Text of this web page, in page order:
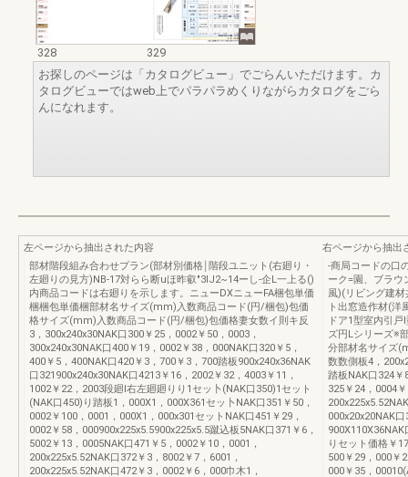
328
329
お探しのページは「カタログビュー」でごらんいただけます。カ
タログビューではweb上でパラパラめくりながらカタログをごら
んになれます。
左ページから抽出された内容
部材階段組み合わせプラン(部材別価格￨階段ユニット(右廻り・
左廻りの見方)NB-17対らら断uほ昨叡"3IJ2~14ーし-企L一上る()
内商品コードは右廻りを示します。ニューDXニューFA梱包単価
梱梱包単価梱部材名サイズ(mm)入数商品コード(円/梱包)包価
格サイズ(mm)入数商品コード(円/梱包)包価格妻女数イ則キ反
3，300x240x30NAK口300￥25，0002￥50，0003，
300x240x30NAK口400￥19，0002￥38，000NAK口320￥5，
400￥5，400NAK口420￥3，700￥3，700踏板900x240x36NAK
口321900x240x30NAK口4213￥16，2002￥32，4003￥11，
1002￥22，2003段廻I右左廻廻りり1セッ卜(NAK口350)1セット
(NAK口450)り踏板1，000X1，000X361セッ卜NAK口351￥50，
0002￥100，0001，000X1，000x301セットNAK口451￥29，
0002￥58，000900x225x5.5900x225x5.5蹴込板5NAK口371￥6，
5002￥13，0005NAK口471￥5，0002￥10，0001，
200x225x5.52NAK口372￥3，8002￥7，6001，
200x225x5.52NAK口472￥3，0002￥6，000巾木1，
右ページから抽出
-商局コードの口
ーク=園、ブラウ
風)(リビング建
ト出窓造作材(洋
ドア1型室内引
ズ円Lシリーズ※
分部材名サイズ
数数側板4，
踏板NAK口324￥
325￥24，0004
000x20x20NAK
りセット価格￥
500￥29，000￥
000￥35，